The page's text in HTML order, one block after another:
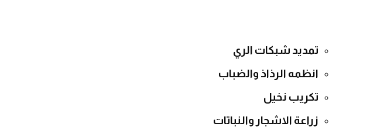
تمديد شبكات الري
انظمه الرذاذ والضباب
تكريب نخيل
زراعة الاشجار والنباتات